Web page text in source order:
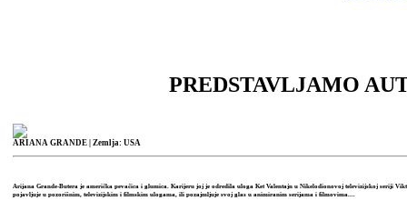
PREDSTAVLJAMO
ARIANA GRANDE | Zemlja: USA
Arijana Grande-Butera je američka pevačica i glumica. Karijeru joj je odredila uloga Ket Valentajn u Nikelodionovoj televizijskoj seriji
pojavljuje u pozorišnim, televizijskim i filmskim ulogama, ili pozajmljuje svoj glas u animiranim serijama i filmovima....